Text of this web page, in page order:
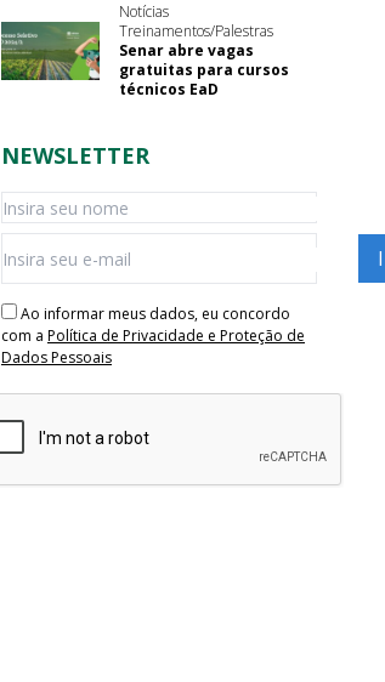
Notícias
Treinamentos/Palestras
Senar abre vagas
gratuitas para cursos
técnicos EaD
NEWSLETTER
Ao informar meus dados, eu concordo
com a Política de Privacidade e Proteção de
Dados Pessoais